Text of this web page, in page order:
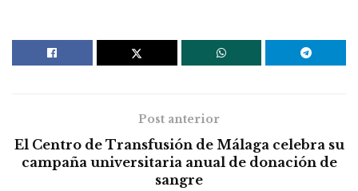
Post anterior
El Centro de Transfusión de Málaga celebra su
campaña universitaria anual de donación de
sangre